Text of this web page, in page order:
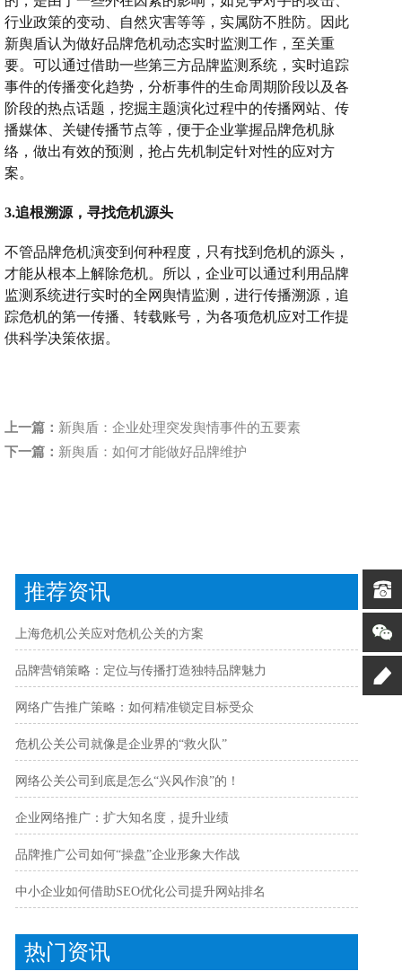
行业政策的变动、自然灾害等等，实属防不胜防。因此
新舆盾认为做好品牌危机动态实时监测工作，至关重
要。可以通过借助一些第三方品牌监测系统，实时追踪
事件的传播变化趋势，分析事件的生命周期阶段以及各
阶段的热点话题，挖掘主题演化过程中的传播网站、传
播媒体、关键传播节点等，便于企业掌握品牌危机脉
络，做出有效的预测，抢占先机制定针对性的应对方
案。
3.追根溯源，寻找危机源头
不管品牌危机演变到何种程度，只有找到危机的源头，
才能从根本上解除危机。所以，企业可以通过利用品牌
监测系统进行实时的全网舆情监测，进行传播溯源，追
踪危机的第一传播、转载账号，为各项危机应对工作提
供科学决策依据。
上一篇： 新舆盾：企业处理突发舆情事件的五要素
下一篇： 新舆盾：如何才能做好品牌维护
推荐资讯
上海危机公关应对危机公关的方案
品牌营销策略：定位与传播打造独特品牌魅力
网络广告推广策略：如何精准锁定目标受众
危机公关公司就像是企业界的“救火队”
网络公关公司到底是怎么“兴风作浪”的！
企业网络推广：扩大知名度，提升业绩
品牌推广公司如何“操盘”企业形象大作战
中小企业如何借助SEO优化公司提升网站排名
热门资讯